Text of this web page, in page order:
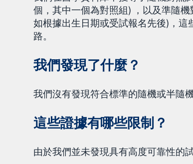
個，其中一個為對照組) ，以及準隨
如根據出生日期或受試報名先後)，
路。
我們發現了什麼？
我們沒有發現符合標準的隨機或半隨
這些證據有哪些限制？
由於我們並未發現具有高度可靠性的